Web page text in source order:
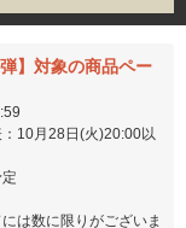
】対象の商品ペー
10月28日(火)20:00以
は数に限りがございま